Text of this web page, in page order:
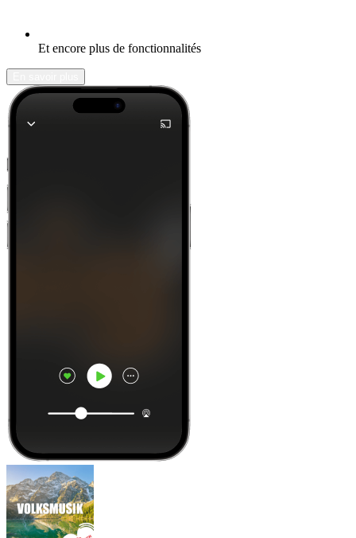
Et encore plus de fonctionnalités